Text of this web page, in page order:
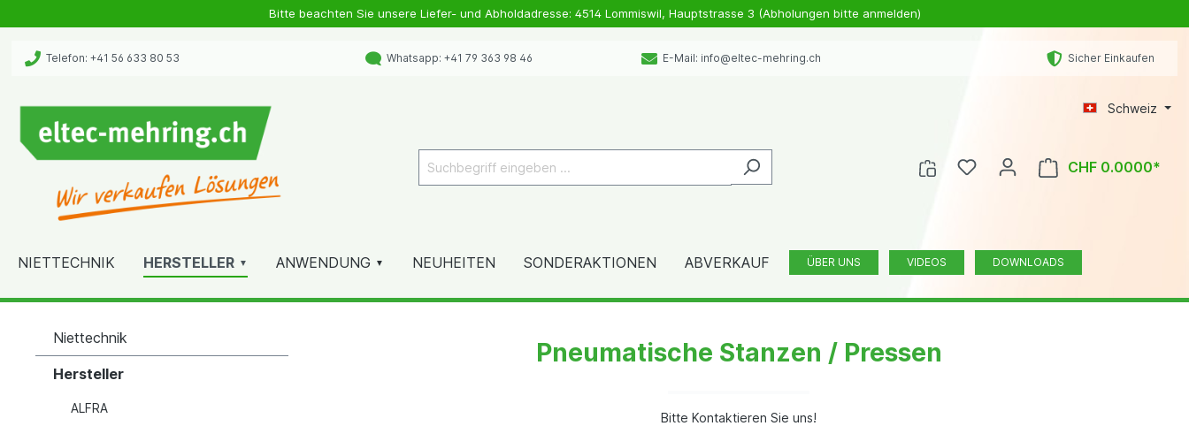
Bitte beachten Sie unsere Liefer- und Abholdadresse: 4514 Lommiswil, Hauptstrasse 3 (Abholungen bitte anmelden)
Telefon: +41 56 633 80 53 Whatsapp: +41 79 363 98 46 E-Mail: info@eltec-mehring.ch Sicher Einkaufen
Schweiz
CHF 0.0000*
NIETTECHNIK HERSTELLER ANWENDUNG NEUHEITEN SONDERAKTIONEN ABVERKAUF ÜBER UNS VIDEOS DOWNLOADS
Niettechnik
Hersteller
ALFRA
Pneumatische Stanzen / Pressen
Bitte Kontaktieren Sie uns!